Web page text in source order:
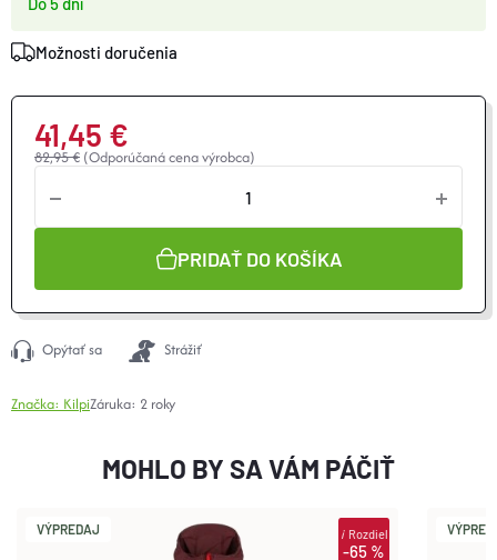
Možnosti doručenia
82,95 € (Odporúčaná cena výrobca)
41,45 €
Jednotková
PRIDAŤ DO KOŠÍKA
Opýtať sa Strážiť
Značka: KilpiZáruka: 2 roky
MOHLO BY SA VÁM PÁČIŤ
VÝPREDAJ
-65 %
iRozdiel